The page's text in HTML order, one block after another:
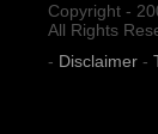
Copyright -
All Rights
- Disclaimer -